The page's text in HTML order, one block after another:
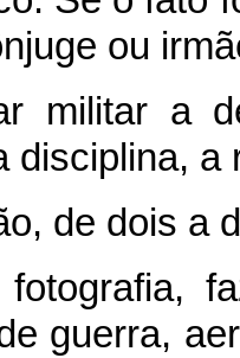
ou
militar a
disciplina,
de dois a
guerra,